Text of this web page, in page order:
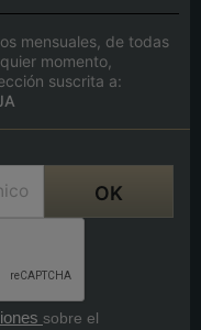
mensuales, de todas
momento,
suscrita a:
sobre el